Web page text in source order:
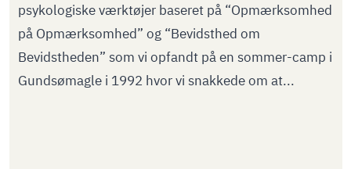
psykologiske værktøjer baseret på “Opmærksomhed
på Opmærksomhed” og “Bevidsthed om
Bevidstheden” som vi opfandt på en sommer-camp i
Gundsømagle i 1992 hvor vi snakkede om at...